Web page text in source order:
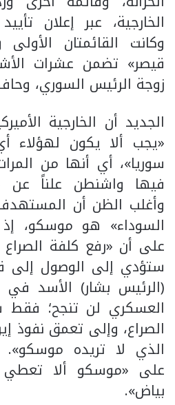
الخارجية، عبر إعلان
وكانت القائمتان
قيصر» تضمن عشرات
زوجة الرئيس السوري،
الجديد أن الخارجية
«يجب ألا يكون
سوريا»، أي أنها من
فيها واشنطن علناً عن
وأغلب الظن أن
السوداء» هو موسكو،
على أن «رفع كلفة
ستؤدي إلى الوصول إلى
(الرئيس بشار) الأسد في
العسكري لن تنجح؛ فقط
الصراع، وإلى تعمق نفوذ
الذي لا تريده موسكو».
على «موسكو ألا
بياض».